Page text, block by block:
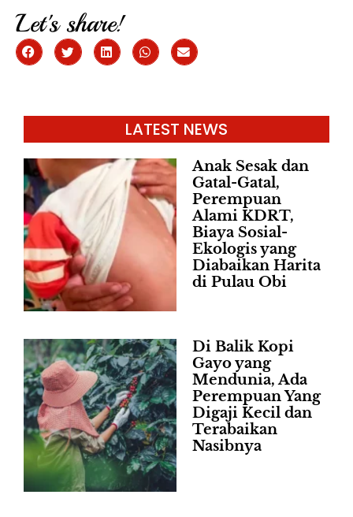
Let's share!
LATEST NEWS
Anak Sesak dan
Gatal-Gatal,
Perempuan
Alami KDRT,
Biaya Sosial-
Ekologis yang
Diabaikan Harita
di Pulau Obi
Di Balik Kopi
Gayo yang
Mendunia, Ada
Perempuan Yang
Digaji Kecil dan
Terabaikan
Nasibnya